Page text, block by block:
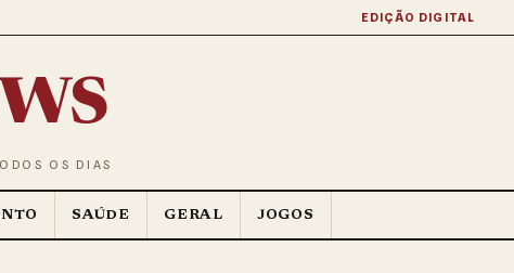
EDIÇÃO DIGITAL
OS DIAS
SAÚDE GERAL JOGOS